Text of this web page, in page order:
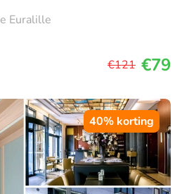
Euralille
€121 €79
40% korting